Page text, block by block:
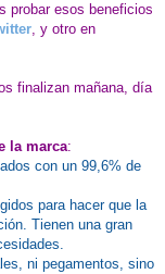
probar esos beneficios
, y otro en
finalizan mañana, día
la marca:
con un 99,6% de
para hacer que la
Tienen una gran
ni pegamentos, sino